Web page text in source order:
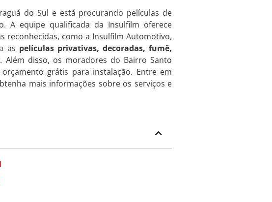
do Sul e está procurando películas de
A equipe qualificada da Insulfilm oferece
reconhecidas, como a Insulfilm Automotivo,
as películas privativas, decoradas, fumê,
Além disso, os moradores do Bairro Santo
grátis para instalação. Entre em
mais informações sobre os serviços e